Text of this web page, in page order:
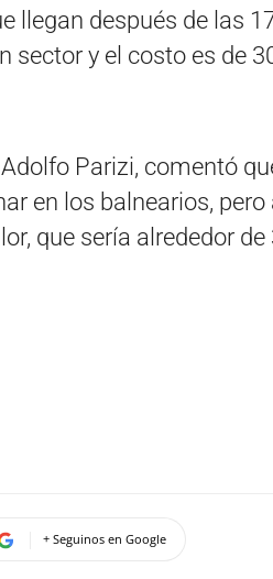
llegan después de las
sector y el costo es de
Parizi, comentó
en los balnearios,
que sería alrededor de
+ Seguinos en Google